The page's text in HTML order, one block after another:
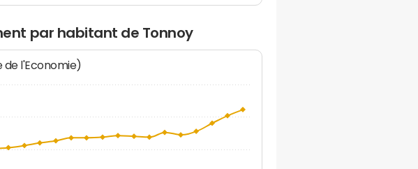
par habitant de Tonnoy
de l'Economie)